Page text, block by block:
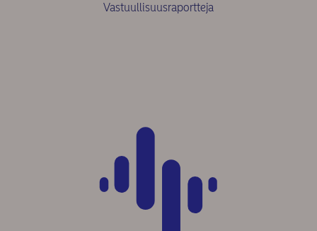
Vastuullisuusraportteja